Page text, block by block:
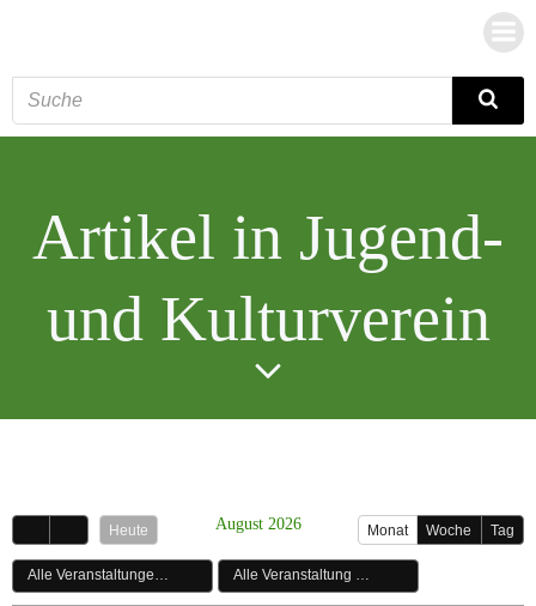
Artikel in Jugend-
und Kulturverein
Heute Monat Woche Tag
August 2026
Alle Veranstaltungen Tags Alle Veranstaltung Categories